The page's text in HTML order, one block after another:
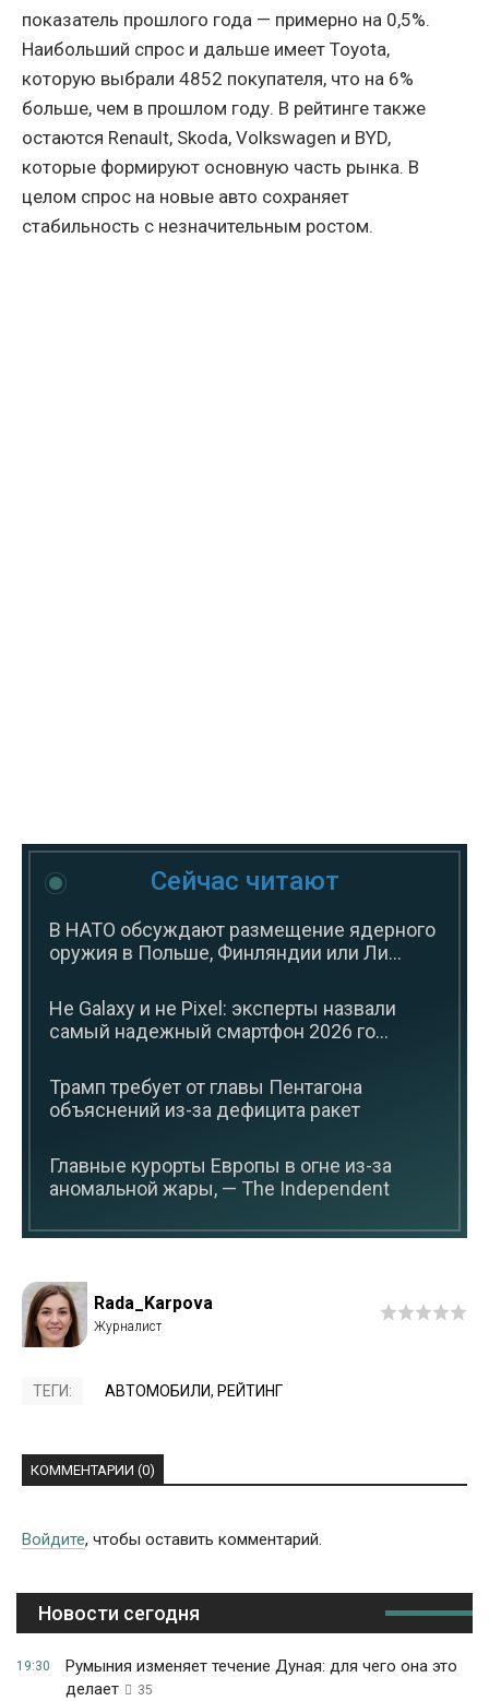
показатель прошлого года — примерно на 0,5%.
Наибольший спрос и дальше имеет Toyota,
которую выбрали 4852 покупателя, что на 6%
больше, чем в прошлом году. В рейтинге также
остаются Renault, Skoda, Volkswagen и BYD,
которые формируют основную часть рынка. В
целом спрос на новые авто сохраняет
стабильность с незначительным ростом.
Сейчас читают
В НАТО обсуждают размещение ядерного
оружия в Польше, Финляндии или Ли...
Не Galaxy и не Pixel: эксперты назвали
самый надежный смартфон 2026 го...
Трамп требует от главы Пентагона
объяснений из-за дефицита ракет
Главные курорты Европы в огне из-за
аномальной жары, — The Independent
Rada_Karpova
ТЕГИ: АВТОМОБИЛИ, РЕЙТИНГ
КОММЕНТАРИИ (0)
Войдите, чтобы оставить комментарий.
Новости сегодня
19:30
Румыния изменяет течение Дуная: для чего она это
делает
35